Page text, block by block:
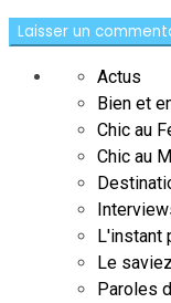
Actus
Bien et
Chic au
Chic au
L'instant
Le
Paroles